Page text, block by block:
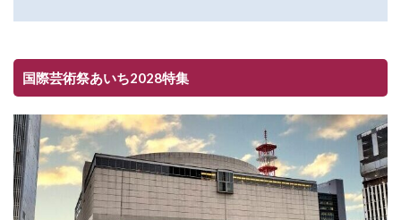
国際芸術祭あいち2028特集